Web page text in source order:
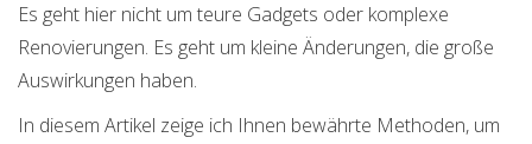
Es geht hier nicht um teure Gadgets oder komplexe
Renovierungen. Es geht um kleine Änderungen, die große
Auswirkungen haben.
In diesem Artikel zeige ich Ihnen bewährte Methoden, um